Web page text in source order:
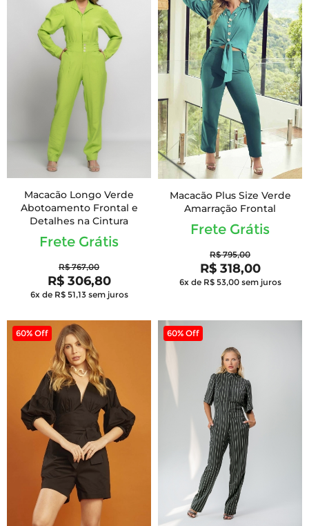
Macacão Longo Verde
Abotoamento Frontal e
Detalhes na Cintura
Frete Grátis
R$ 767,00
R$ 306,80
6x de R$ 51,13 sem juros
Macacão Plus Size Verde
Amarração Frontal
Frete Grátis
R$ 795,00
R$ 318,00
6x de R$ 53,00 sem juros
60% Off 60% Off